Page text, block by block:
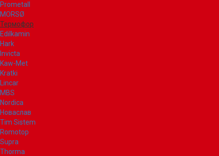
Prometall
MORSØ
Термофор
Edilkamin
Hark
Invicta
Kaw-Met
Kratki
Lincar
MBS
Nordica
Новаслав
Tim Sistem
Romotop
Supra
Thorma